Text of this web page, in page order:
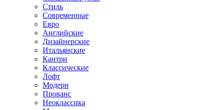
Стиль
Современные
Евро
Английские
Дизайнерские
Итальянские
Кантри
Классические
Лофт
Модерн
Прованс
Неоклассика